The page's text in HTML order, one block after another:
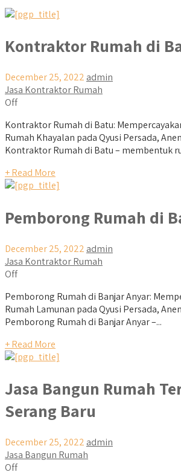
Kontraktor Rumah di
December 25, 2022 admin
Jasa Kontraktor Rumah
Off
Kontraktor Rumah di Batu:
Rumah Khayalan pada Qyusi Persada,
Kontraktor Rumah di Batu – membentuk
+ Read More
Pemborong Rumah di
December 25, 2022 admin
Jasa Kontraktor Rumah
Off
Pemborong Rumah di Banjar Anyar:
Rumah Lamunan pada Qyusi Persada,
Pemborong Rumah di Banjar Anyar –...
+ Read More
Jasa Bangun Rumah
Serang Baru
December 25, 2022 admin
Jasa Bangun Rumah
Off